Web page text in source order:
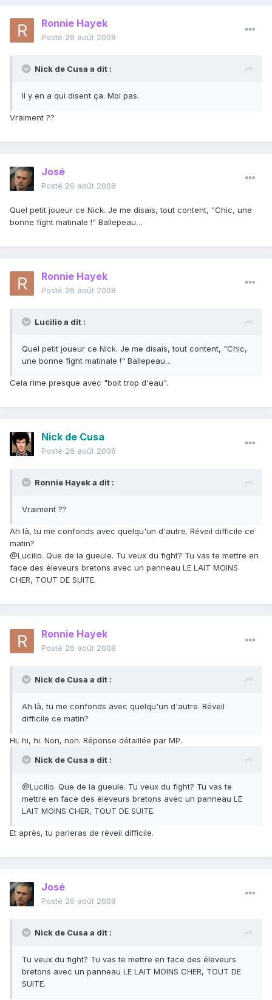
Ronnie Hayek
Posté 26 août 2008
Nick de Cusa a dit :
Il y en a qui disent ça. Moi pas.
Vraiment ??
José
Posté 26 août 2008
Quel petit joueur ce Nick. Je me disais, tout content, "Chic, une
bonne fight matinale !" Ballepeau…
Ronnie Hayek
Posté 26 août 2008
Lucilio a dit :
Quel petit joueur ce Nick. Je me disais, tout content, "Chic,
une bonne fight matinale !" Ballepeau…
Cela rime presque avec "boit trop d'eau".
Nick de Cusa
Posté 26 août 2008
Ronnie Hayek a dit :
Vraiment ??
Ah là, tu me confonds avec quelqu'un d'autre. Réveil difficile ce
matin?
@Lucilio. Que de la gueule. Tu veux du fight? Tu vas te mettre en
face des éleveurs bretons avec un panneau LE LAIT MOINS
CHER, TOUT DE SUITE.
Ronnie Hayek
Posté 26 août 2008
Nick de Cusa a dit :
Ah là, tu me confonds avec quelqu'un d'autre. Réveil
difficile ce matin?
Hi, hi, hi. Non, non. Réponse détaillée par MP.
Nick de Cusa a dit :
@Lucilio. Que de la gueule. Tu veux du fight? Tu vas te
mettre en face des éleveurs bretons avec un panneau LE
LAIT MOINS CHER, TOUT DE SUITE.
Et après, tu parleras de réveil difficile.
José
Posté 26 août 2008
Nick de Cusa a dit :
Tu veux du fight? Tu vas te mettre en face des éleveurs
bretons avec un panneau LE LAIT MOINS CHER, TOUT DE
SUITE.